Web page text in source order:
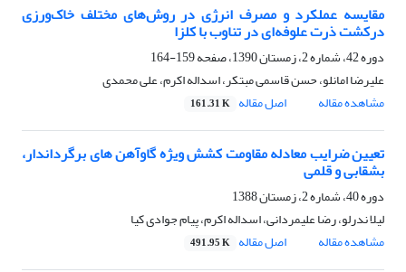
مقایسه عملکرد و مصرف انرژی در روش‌های مختلف خاک‌ورزی
درکشت ذرت علوفه‌ای در تناوب با کلزا
دوره 42، شماره 2، زمستان 1390، صفحه
159-164
علیرضا امانلو، حسن قاسمی مبتکر، اسداله اکرم، علی محمدی
مشاهده مقاله
اصل مقاله 161.31 K
تعیین ضرایب معادله مقاومت کشش ویژه گاوآهن های برگرداندار،
بشقابی و قلمی
دوره 40، شماره 2، زمستان 1388
لیلا ندرلو، رضا علیمردانی، اسداله اکرم، پیام جوادی کیا
مشاهده مقاله
اصل مقاله 491.95 K